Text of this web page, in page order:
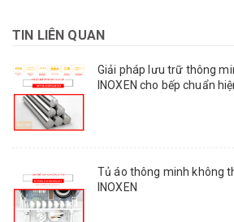
TIN LIÊN QUAN
Giải pháp lưu trữ thông
INOXEN cho bếp chuẩn
Tủ áo thông minh không
INOXEN